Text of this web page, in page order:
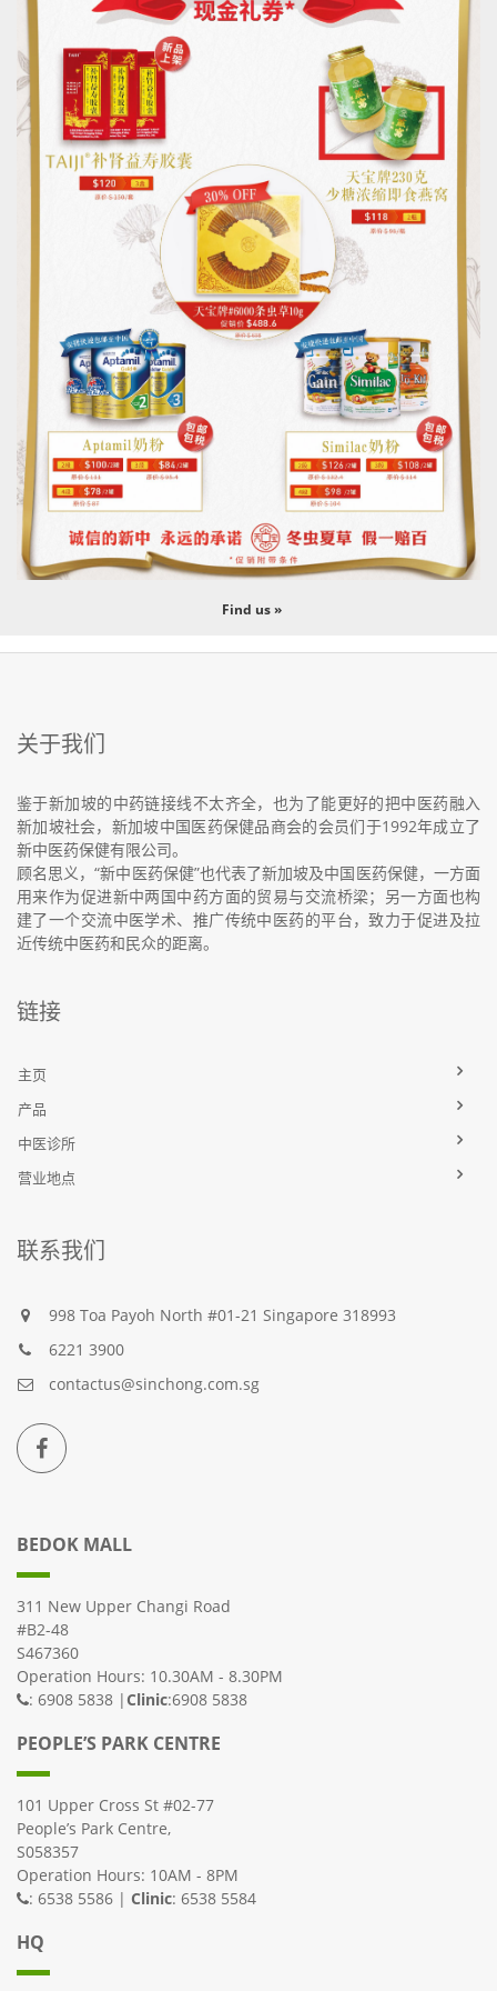
Find us »
关于我们
鉴于新加坡的中药链接线不太齐全，也为了能更好的把中医药融入
新加坡社会，新加坡中国医药保健品商会的会员们于1992年成立了
新中医药保健有限公司。
顾名思义，“新中医药保健”也代表了新加坡及中国医药保健，一方面
用来作为促进新中两国中药方面的贸易与交流桥梁；另一方面也构
建了一个交流中医学术、推广传统中医药的平台，致力于促进及拉
近传统中医药和民众的距离。
链接
主页
产品
中医诊所
营业地点
联系我们
998 Toa Payoh North #01-21 Singapore 318993
6221 3900
contactus@sinchong.com.sg
BEDOK MALL
311 New Upper Changi Road
#B2-48
S467360
Operation Hours: 10.30AM - 8.30PM
: 6908 5838 | Clinic:6908 5838
PEOPLE’S PARK CENTRE
101 Upper Cross St #02-77
People’s Park Centre,
S058357
Operation Hours: 10AM - 8PM
: 6538 5586 | Clinic: 6538 5584
HQ